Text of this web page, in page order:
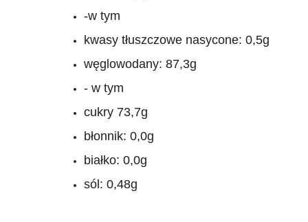
-w tym
kwasy tłuszczowe nasycone: 0,5g
węglowodany: 87,3g
- w tym
cukry 73,7g
błonnik: 0,0g
białko: 0,0g
sól: 0,48g